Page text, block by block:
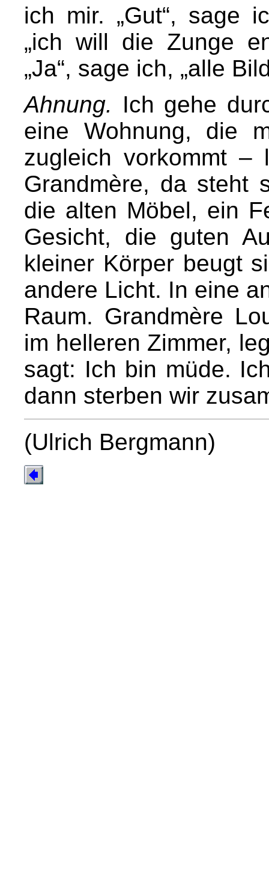
ich mir. „Gut“, sage
„ich will die Zunge
„Ja“, sage ich, „alle
Ahnung. Ich gehe
eine Wohnung, die
zugleich vorkommt –
Grandmère, da steht
die alten Möbel, ein
Gesicht, die guten
kleiner Körper beugt
andere Licht. In eine
Raum. Grandmère
im helleren Zimmer,
sagt: Ich bin müde.
dann sterben wir
(Ulrich Bergmann)